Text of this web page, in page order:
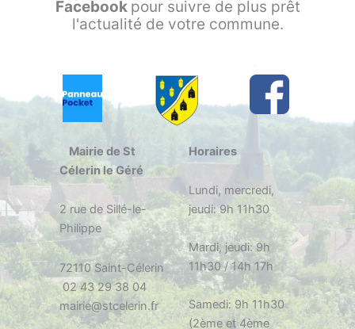
Facebook pour suivre de plus prêt
l'actualité de votre commune.
Mairie de St
Célerin le Géré
2 rue de Sillé-le-
Philippe
72110 Saint-Célerin
02 43 29 38 04
mairie@stcelerin.fr
Horaires
Lundi, mercredi,
jeudi: 9h 11h30
Mardi, jeudi: 9h
11h30 / 14h 17h
Samedi: 9h 11h30
(2ème et 4ème